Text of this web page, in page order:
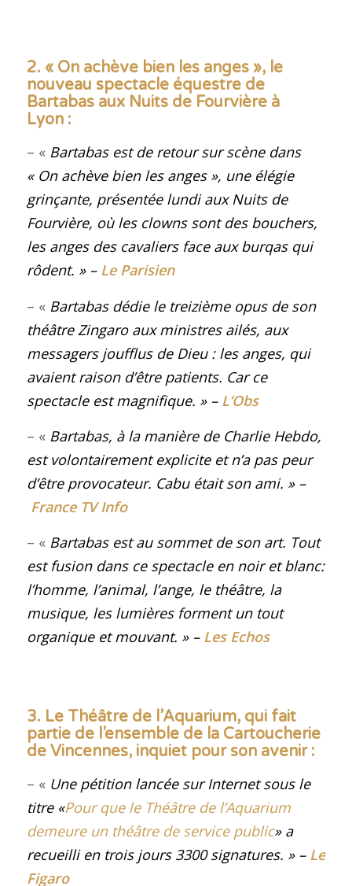
2. « On achève bien les anges », le
nouveau spectacle équestre de
Bartabas aux Nuits de Fourvière à
Lyon :
– « Bartabas est de retour sur scène dans
« On achève bien les anges », une élégie
grinçante, présentée lundi aux Nuits de
Fourvière, où les clowns sont des bouchers,
les anges des cavaliers face aux burqas qui
rôdent. » – Le Parisien
– « Bartabas dédie le treizième opus de son
théâtre Zingaro aux ministres ailés, aux
messagers joufflus de Dieu : les anges, qui
avaient raison d’être patients. Car ce
spectacle est magnifique. » – L’Obs
– « Bartabas, à la manière de Charlie Hebdo,
est volontairement explicite et n’a pas peur
d’être provocateur. Cabu était son ami. » –
France TV Info
– « Bartabas est au sommet de son art. Tout
est fusion dans ce spectacle en noir et blanc:
l’homme, l’animal, l’ange, le théâtre, la
musique, les lumières forment un tout
organique et mouvant. » – Les Echos
3. Le Théâtre de l’Aquarium, qui fait
partie de l’ensemble de la Cartoucherie
de Vincennes, inquiet pour son avenir :
– « Une pétition lancée sur Internet sous le
titre «Pour que le Théâtre de l’Aquarium
demeure un théâtre de service public» a
recueilli en trois jours 3300 signatures. » – Le
Figaro